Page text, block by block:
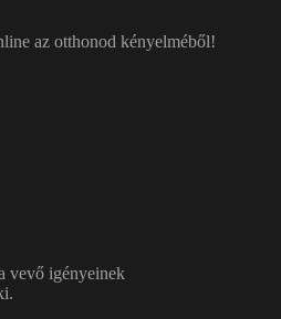
az otthonod kényelméből!
vevő igényeinek